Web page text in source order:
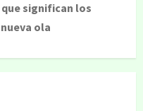
significan los
ola